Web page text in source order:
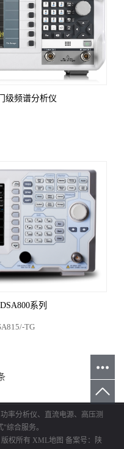
级频谱分析仪
系列
TG
率分析仪、直流电源、高压测
综合服务。
权所有 XML地图 备案号：
陕